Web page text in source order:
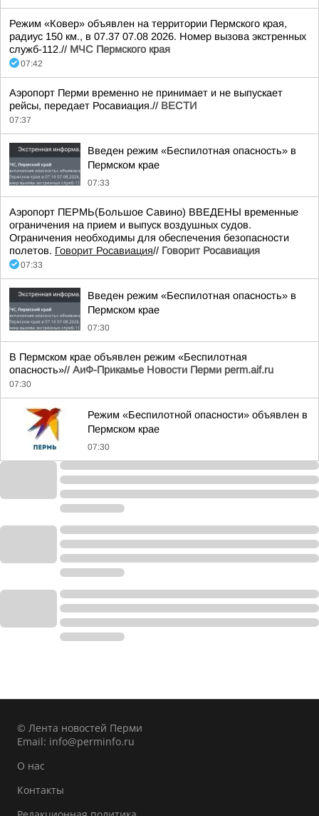
Режим «Ковер» объявлен на территории Пермского края,
радиус 150 км., в 07.37 07.08 2026. Номер вызова экстренных
служб-112.// МЧС Пермского края
07:42
Аэропорт Перми временно не принимает и не выпускает
рейсы, передает Росавиация.// ВЕСТИ
07:37
Введен режим «Беспилотная опасность» в
Пермском крае
07:33
Аэропорт ПЕРМЬ(Большое Савино) ВВЕДЕНЫ временные
ограничения на прием и выпуск воздушных судов.
Ограничения необходимы для обеспечения безопасности
полетов. Говорит Росавиация// Говорит Росавиация
07:33
Введен режим «Беспилотная опасность» в
Пермском крае
07:30
В Пермском крае объявлен режим «Беспилотная
опасность»// АиФ-Прикамье Новости Перми perm.aif.ru
07:30
Режим «Беспилотной опасности» объявлен в
Пермском крае
07:30
© Лента новостей Перми
Email: info@perminfo.ru
О нас
Контакты